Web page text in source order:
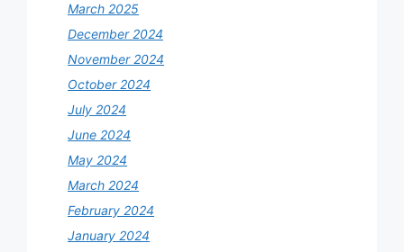
March 2025
December 2024
November 2024
October 2024
July 2024
June 2024
May 2024
March 2024
February 2024
January 2024